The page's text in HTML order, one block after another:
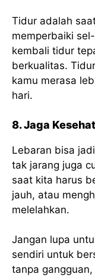
Tidur adalah
memperbaiki
kembali tidur
berkualitas.
kamu merasa
hari.
8. Jaga
Lebaran bisa
tak jarang juga
saat kita harus
jauh, atau
melelahkan.
Jangan lupa
sendiri untuk
tanpa